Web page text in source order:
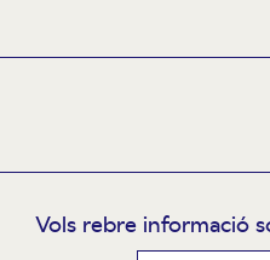
Vols rebre informació